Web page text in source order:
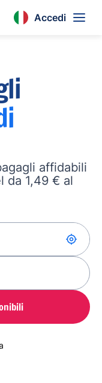
Accedi
affidabili
da 1,49 € al